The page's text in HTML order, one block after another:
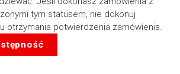
tym statusem, nie dokonuj
otrzymania potwierdzenia zamówienia.